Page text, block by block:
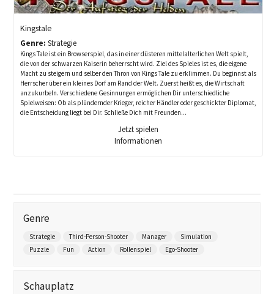
Kingstale
Genre: Strategie
Kings Tale ist ein Browserspiel, das in einer düsteren mittelalterlichen Welt spielt,
die von der schwarzen Kaiserin beherrscht wird. Ziel des Spieles ist es, die eigene
Macht zu steigern und selber den Thron von Kings Tale zu erklimmen. Du beginnst als
Herrscher über ein kleines Dorf am Rand der Welt. Zuerst heißt es, die Wirtschaft
anzukurbeln. Verschiedene Gesinnungen ermöglichen Dir unterschiedliche
Spielweisen: Ob als plündernder Krieger, reicher Händler oder geschickter Diplomat,
die Entscheidung liegt bei Dir. Schließe Dich mit Freunden...
Jetzt spielen
Informationen
Genre
Strategie Third-Person-Shooter Manager
Simulation
Puzzle
Fun Action Rollenspiel Ego-Shooter
Schauplatz